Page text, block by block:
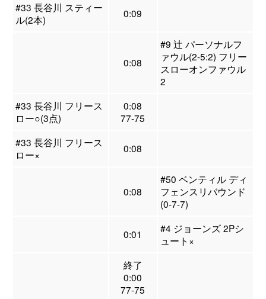
#33 長谷川 スティー
ル(2本)
0:09
0:08
#9 辻 パーソナルフ
ァウル(2-5:2) フリー
スローオンファウル
2
#33 長谷川 フリース
ロー○(3点)
0:08
77-75
#33 長谷川 フリース
ロー×
0:08
0:08
#50 ベンティル ディ
フェンスリバウンド
(0-7-7)
0:01
#4 ジョーンズ 2Pシ
ュート×
終了
0:00
77-75